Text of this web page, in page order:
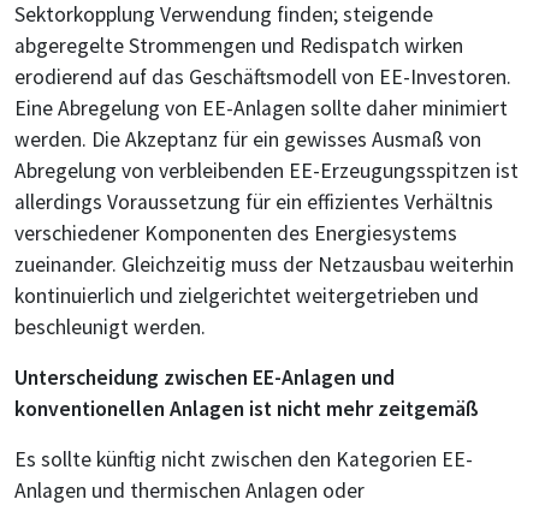
Sektorkopplung Verwendung finden; steigende
abgeregelte Strommengen und Redispatch wirken
erodierend auf das Geschäftsmodell von EE-Investoren.
Eine Abregelung von EE-Anlagen sollte daher minimiert
werden. Die Akzeptanz für ein gewisses Ausmaß von
Abregelung von verbleibenden EE-Erzeugungsspitzen ist
allerdings Voraussetzung für ein effizientes Verhältnis
verschiedener Komponenten des Energiesystems
zueinander. Gleichzeitig muss der Netzausbau weiterhin
kontinuierlich und zielgerichtet weitergetrieben und
beschleunigt werden.
Unterscheidung zwischen EE-Anlagen und
konventionellen Anlagen ist nicht mehr zeitgemäß
Es sollte künftig nicht zwischen den Kategorien EE-
Anlagen und thermischen Anlagen oder